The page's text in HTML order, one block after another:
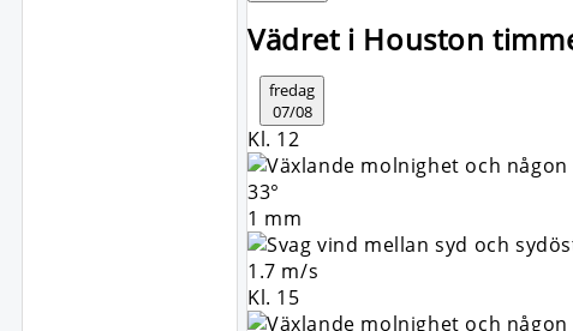
Vädret i Houston
fredag
07/08
Kl. 12
33°
1 mm
1.7 m/s
Kl. 15